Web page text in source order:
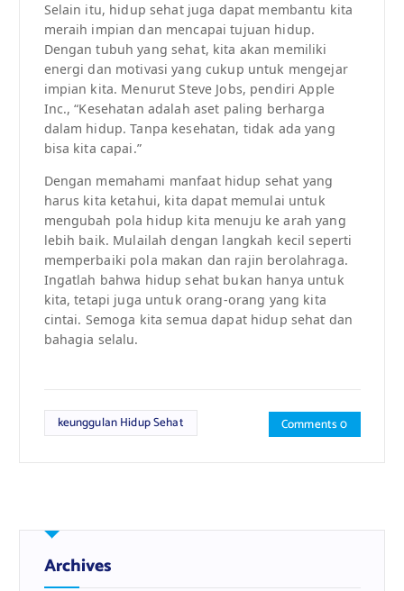
Selain itu, hidup sehat juga dapat membantu kita
meraih impian dan mencapai tujuan hidup.
Dengan tubuh yang sehat, kita akan memiliki
energi dan motivasi yang cukup untuk mengejar
impian kita. Menurut Steve Jobs, pendiri Apple
Inc., “Kesehatan adalah aset paling berharga
dalam hidup. Tanpa kesehatan, tidak ada yang
bisa kita capai.”
Dengan memahami manfaat hidup sehat yang
harus kita ketahui, kita dapat memulai untuk
mengubah pola hidup kita menuju ke arah yang
lebih baik. Mulailah dengan langkah kecil seperti
memperbaiki pola makan dan rajin berolahraga.
Ingatlah bahwa hidup sehat bukan hanya untuk
kita, tetapi juga untuk orang-orang yang kita
cintai. Semoga kita semua dapat hidup sehat dan
bahagia selalu.
keunggulan Hidup Sehat Comments 0
Archives